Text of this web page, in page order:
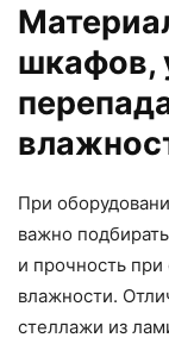
шкафов,
При
важно
и прочность
влажности.
стеллажи из